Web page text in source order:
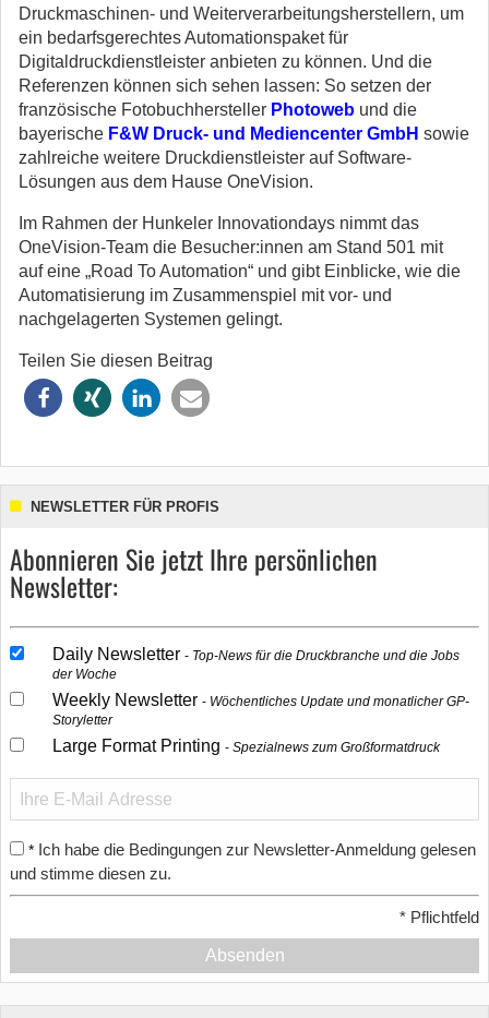
Druckmaschinen- und Weiterverarbeitungsherstellern, um
ein bedarfsgerechtes Automationspaket für
Digitaldruckdienstleister anbieten zu können. Und die
Referenzen können sich sehen lassen: So setzen der
französische Fotobuchhersteller Photoweb und die
bayerische F&W Druck- und Mediencenter GmbH sowie
zahlreiche weitere Druckdienstleister auf Software-
Lösungen aus dem Hause OneVision.
Im Rahmen der Hunkeler Innovationdays nimmt das
OneVision-Team die Besucher:innen am Stand 501 mit
auf eine „Road To Automation“ und gibt Einblicke, wie die
Automatisierung im Zusammenspiel mit vor- und
nachgelagerten Systemen gelingt.
Teilen Sie diesen Beitrag
NEWSLETTER FÜR PROFIS
Abonnieren Sie jetzt Ihre persönlichen
Newsletter:
Daily Newsletter
Top-News für die Druckbranche und die Jobs
der Woche
Weekly Newsletter
Wöchentliches Update und monatlicher GP-
Storyletter
Large Format Printing Spezialnews zum Großformatdruck
* Ich habe die Bedingungen zur Newsletter-Anmeldung gelesen
und stimme diesen zu.
* Pflichtfeld
Absenden